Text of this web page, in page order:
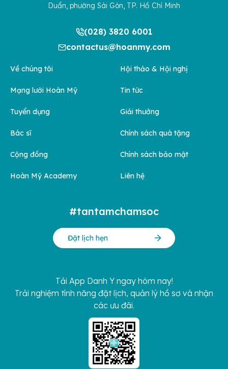
Duẩn, phường Sài Gòn, TP. Hồ Chí Minh
(028) 3820 6001
contactus@hoanmy.com
Về chúng tôi
Mạng lưới Hoàn Mỹ
Tuyển dụng
Bác sĩ
Cộng đồng
Hoàn Mỹ Academy
Hội thảo & Hội nghị
Tin tức
Giải thưởng
Chính sách quà tặng
Chính sách bảo mật
Liên hệ
#tantamchamsoc
Đặt lịch hẹn
Tải App Danh Y ngay hôm nay!
Trải nghiệm tính năng đặt lịch, quản lý hồ sơ và nhận
các ưu đãi.